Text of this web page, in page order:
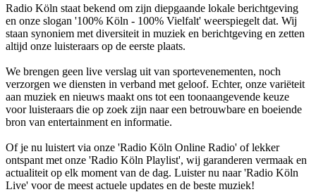
Radio Köln staat bekend om zijn diepgaande lokale berichtgeving
en onze slogan '100% Köln - 100% Vielfalt' weerspiegelt dat. Wij
staan synoniem met diversiteit in muziek en berichtgeving en zetten
altijd onze luisteraars op de eerste plaats.
We brengen geen live verslag uit van sportevenementen, noch
verzorgen we diensten in verband met geloof. Echter, onze variëteit
aan muziek en nieuws maakt ons tot een toonaangevende keuze
voor luisteraars die op zoek zijn naar een betrouwbare en boeiende
bron van entertainment en informatie.
Of je nu luistert via onze 'Radio Köln Online Radio' of lekker
ontspant met onze 'Radio Köln Playlist', wij garanderen vermaak en
actualiteit op elk moment van de dag. Luister nu naar 'Radio Köln
Live' voor de meest actuele updates en de beste muziek!